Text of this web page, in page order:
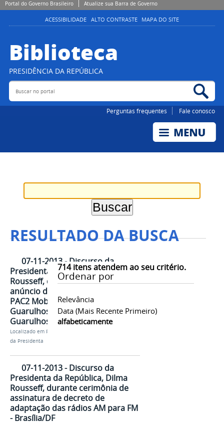
Portal do Governo Brasileiro Atualize sua Barra de Governo
ACESSIBILIDADE ALTO CONTRASTE MAPA DO SITE
Biblioteca
PRESIDÊNCIA DA REPÚBLICA
Buscar no portal
Perguntas frequentes Fale conosco
RESULTADO DA BUSCA
714itens atendem ao seu critério.
Ordenar por
Relevância
Data (mais Recente Primeiro)
alfabeticamente
07-11-2013 - Discurso da
Presidenta da República, Dilma
Rousseff, durante cerimônia de
anúncio de investimentos do
PAC2 Mobilidade Urbana para
Guarulhos e Osasco -
Guarulhos/SP
Localizado em Presidência
da Presidenta
07-11-2013 - Discurso da
Presidenta da República, Dilma
Rousseff, durante cerimônia de
assinatura de decreto de
adaptação das rádios AM para FM
- Brasília/DF